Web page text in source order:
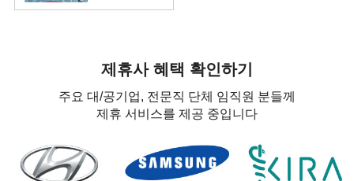
제휴사 혜택 확인하기
주요 대/공기업, 전문직 단체 임직원 분들께
제휴 서비스를 제공 중입니다